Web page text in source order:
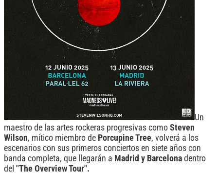
Un
maestro de las artes rockeras progresivas como Steven
Wilson, mítico miembro de Porcupine Tree, volverá a los
escenarios con sus primeros conciertos en siete años con
banda completa, que llegarán a Madrid y Barcelona dentro
del "The Overview Tour".